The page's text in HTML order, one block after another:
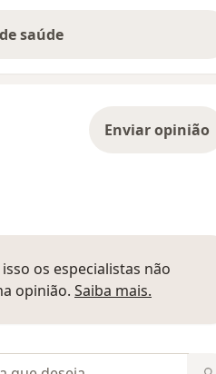
saúde
Enviar opinião
os especialistas não
opinião. Saiba mais.